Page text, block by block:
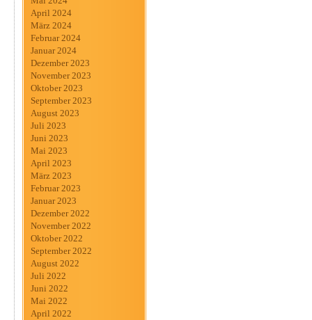
April 2024
März 2024
Februar 2024
Januar 2024
Dezember 2023
November 2023
Oktober 2023
September 2023
August 2023
Juli 2023
Juni 2023
Mai 2023
April 2023
März 2023
Februar 2023
Januar 2023
Dezember 2022
November 2022
Oktober 2022
September 2022
August 2022
Juli 2022
Juni 2022
Mai 2022
April 2022